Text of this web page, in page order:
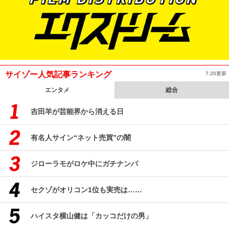
サイゾー人気記事ランキング 7:20更新
エンタメ 総合
吉田羊が芸能界から消える日
有名人サイン“ネット売買”の闇
ジローラモがロケ中にガチナンパ
セクゾがオリコン1位も実売は……
ハイスタ横山健は「カッコだけの男」